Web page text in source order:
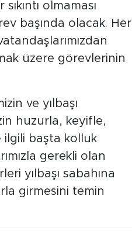
olmaması
başında olacak. Her
üzere görevlerinin
ve yılbaşı
huzurla, keyifle,
ilgili başta kolluk
gerekli olan
yılbaşı sabahına
girmesini temin